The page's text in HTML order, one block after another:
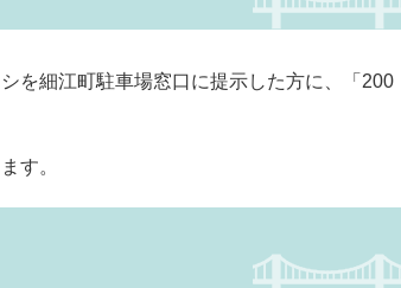
を細江町駐車場窓口に提示した方に、「200
す。